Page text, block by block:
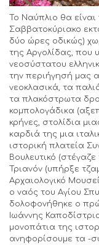
Το Ναύπλιο θα
Σαββατοκύριακο
δύο ώρες οδικώς)
της Αργολίδας, που
νεοσύστατου
την περιήγησή μας
νεοκλασικά, τα
τα πλακόστρωτα
κομπολογάδικα
κρήνες, στολίδια
καρδιά της μια
ιστορική πλατεία
Βουλευτικό
Τριανόν (υπήρξε
Αρχαιολογικό
ο ναός του Αγίου
δολοφονήθηκε ο
Ιωάννης
μονοπάτια της
ανηφορίσουμε τα -